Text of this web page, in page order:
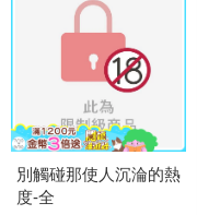
別觸碰那使人沉淪的熱
度-全